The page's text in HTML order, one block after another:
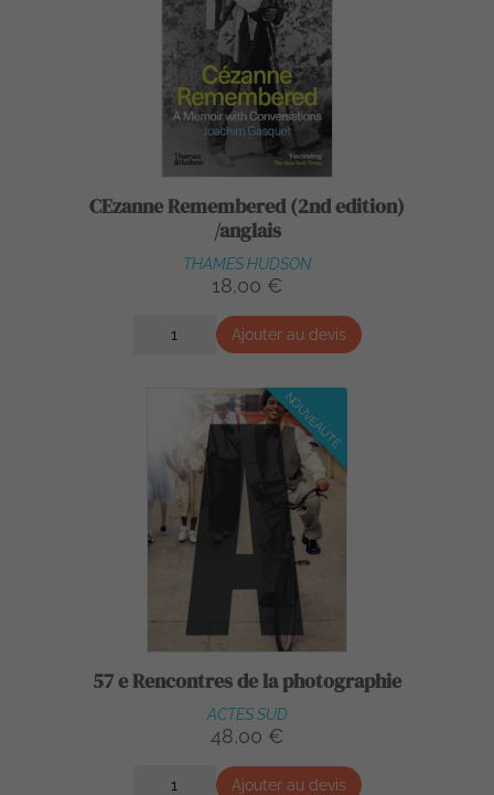
CEzanne Remembered (2nd edition)
/anglais
THAMES HUDSON
18,00 €
Ajouter au devis
NOUVEAUTÉ
57 e Rencontres de la photographie
ACTES SUD
48,00 €
Ajouter au devis